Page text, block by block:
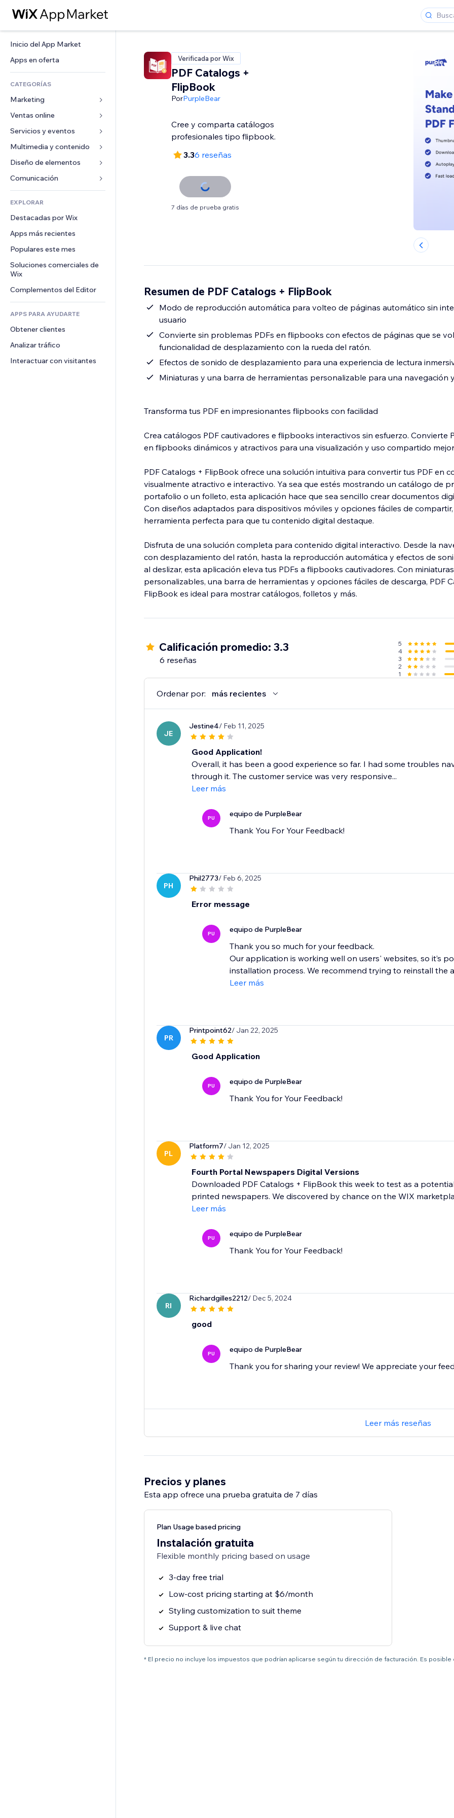
Inicio del App Market
Apps en oferta
CATEGORÍAS
Marketing
Anuncios
Móvil
Analíticas
Anuncios del sitio
Email
Ventas online
Apps para tiendas
Envíos y entregas
Botones de venta
Contabilidad
Cupones y fidelización
Almacenamiento de mercancía
Crowdfunding
Alimentos y bebidas
Servicios y eventos
Hoteles
Eventos
Restaurantes
Inmobiliarias
Reservas
Multimedia y contenido
Galerías
Música
Pódcast
Fotografía
Video
PDF
Compartir archivos
Noticias
Servicios de contenido
Efectos de texto
Diseño de elementos
Mapas y navegación
Privacidad y seguridad
Reloj
Plantillas para páginas
Efectos de imágenes
Botones y menús
Banners e insignias
Calculadoras
Buscar
Formularios
Encuestas
Chat
Comentarios
Teléfono
Comunidad
Reseñas y testimonios
EXPLORAR
Destacadas por Wix
Apps más recientes
Populares este mes
Soluciones comerciales de
Wix
Complementos del Editor
APPS PARA AYUDARTE
Obtener clientes
Analizar tráfico
Interactuar con visitantes
Verificada por Wix
PDF Catalogs +
FlipBook
PorPurpleBear
Cree y comparta catálogos
profesionales tipo flipbook.
3.36 reseñas
7 días de prueba gratis
Resumen de PDF Catalogs + FlipBook
Modo de reproducción automática para volteo de páginas automático sin
usuario
Convierte sin problemas PDFs en flipbooks con efectos de páginas que se
funcionalidad de desplazamiento con la rueda del ratón.
Efectos de sonido de desplazamiento para una experiencia de lectura
Miniaturas y una barra de herramientas personalizable para una navegación
Transforma tus PDF en impresionantes flipbooks con facilidad
Crea catálogos PDF cautivadores e flipbooks interactivos sin esfuerzo. Convierte
en flipbooks dinámicos y atractivos para una visualización y uso compartido
PDF Catalogs + FlipBook ofrece una solución intuitiva para convertir tus PDF en
visualmente atractivo e interactivo. Ya sea que estés mostrando un catálogo de
portafolio o un folleto, esta aplicación hace que sea sencillo crear documentos
Con diseños adaptados para dispositivos móviles y opciones fáciles de compartir,
herramienta perfecta para que tu contenido digital destaque.
Disfruta de una solución completa para contenido digital interactivo. Desde la
con desplazamiento del ratón, hasta la reproducción automática y efectos de
al deslizar, esta aplicación eleva tus PDFs a flipbooks cautivadores. Con miniaturas
personalizables, una barra de herramientas y opciones fáciles de descarga, PDF
FlipBook es ideal para mostrar catálogos, folletos y más.
Calificación promedio: 3.3
6 reseñas
5
4
3
2
1
Ordenar por: más recientes
JE
Jestine4/ Feb 11, 2025
Good Application!
Overall, it has been a good experience so far. I had some troubles
through it. The customer service was very responsive...
Leer más
PU equipo de PurpleBear
Thank You For Your Feedback!
PH
Phil2773/ Feb 6, 2025
Error message
PU equipo de PurpleBear
Thank you so much for your feedback.
Our application is working well on users' websites, so it’s
installation process. We recommend trying to reinstall the
Leer más
PR
Printpoint62/ Jan 22, 2025
Good Application
PU equipo de PurpleBear
Thank You for Your Feedback!
PL
Platform7/ Jan 12, 2025
Fourth Portal Newspapers Digital Versions
Downloaded PDF Catalogs + FlipBook this week to test as a
printed newspapers. We discovered by chance on the WIX
Leer más
PU equipo de PurpleBear
Thank You for Your Feedback!
RI
Richardgilles2212/ Dec 5, 2024
good
PU equipo de PurpleBear
Thank you for sharing your review! We appreciate your
Leer más reseñas
Precios y planes
Esta app ofrece una prueba gratuita de 7 días
Plan Usage based pricing
Instalación gratuita
Flexible monthly pricing based on usage
3-day free trial
Low-cost pricing starting at $6/month
Styling customization to suit theme
Support & live chat
* El precio no incluye los impuestos que podrían aplicarse según tu dirección de facturación. Es